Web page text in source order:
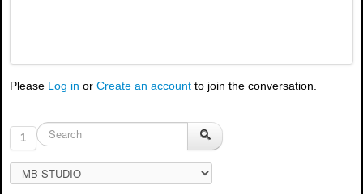
Please Log in or Create an account to join the conversation.
1